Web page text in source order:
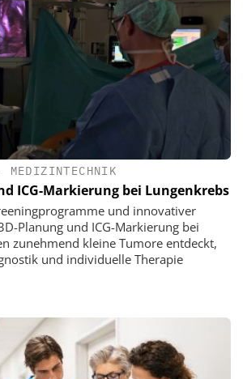
MEDIZINTECHNIK
ICG-Markierung bei Lungenkrebs
und innovativer
Planung und ICG-Markierung bei
zunehmend kleine Tumore entdeckt,
und individuelle Therapie